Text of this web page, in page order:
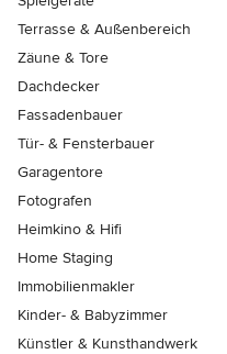
Terrasse & Außenbereich
Zäune & Tore
Dachdecker
Fassadenbauer
Tür- & Fensterbauer
Garagentore
Fotografen
Heimkino & Hifi
Home Staging
Immobilienmakler
Kinder- & Babyzimmer
Künstler & Kunsthandwerk